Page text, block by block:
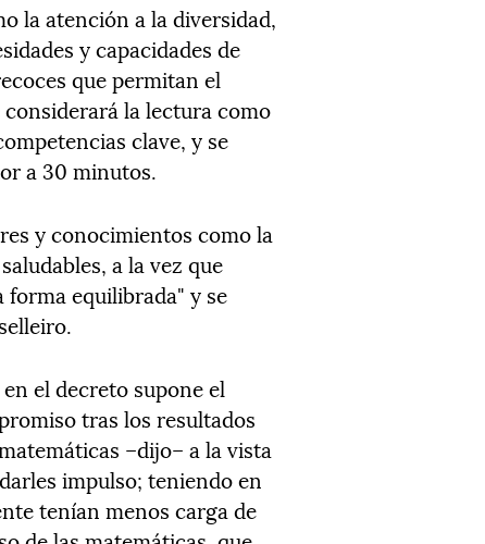
la atención a la diversidad,
y capacidades de
que permitan el
la lectura como
clave, y se
a 30 minutos.
y conocimientos como la
a la vez que
equilibrada" y se
el decreto supone el
tras los resultados
–dijo– a la vista
impulso; teniendo en
tenían menos carga de